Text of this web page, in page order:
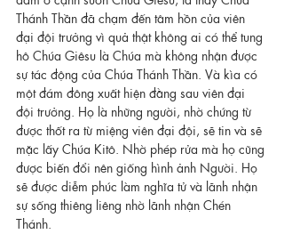
Thánh Thần đã chạm đến tâm hồn của viên
đại đội trưởng vì quả thật không ai có thể tung
hô Chúa Giêsu là Chúa mà không nhận được
sự tác động của Chúa Thánh Thần. Và kìa có
một đám đông xuất hiện đằng sau viên đại
đội trưởng. Họ là những người, nhờ chứng từ
được thốt ra từ miệng viên đại đội, sẽ tin và sẽ
mặc lấy Chúa Kitô. Nhờ phép rửa mà họ cũng
được biến đổi nên giống hình ảnh Người. Họ
sẽ được diễm phúc làm nghĩa tử và lãnh nhận
sự sống thiêng liêng nhờ lãnh nhận Chén
Thánh.